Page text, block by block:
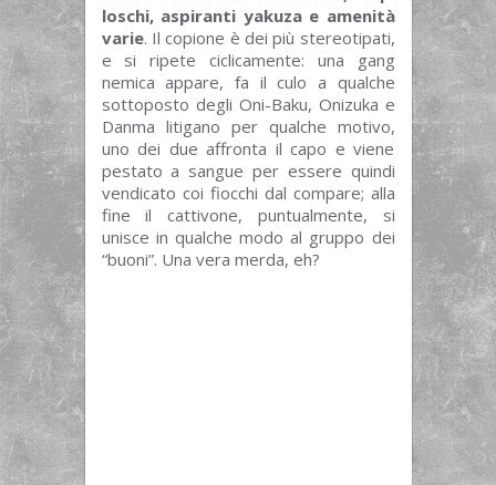
loschi, aspiranti yakuza e amenità
varie. Il copione è dei più stereotipati,
e si ripete ciclicamente: una gang
nemica appare, fa il culo a qualche
sottoposto degli Oni-Baku, Onizuka e
Danma litigano per qualche motivo,
uno dei due affronta il capo e viene
pestato a sangue per essere quindi
vendicato coi fiocchi dal compare; alla
fine il cattivone, puntualmente, si
unisce in qualche modo al gruppo dei
“buoni”. Una vera merda, eh?